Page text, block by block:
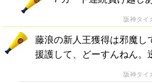
阪神タイ
藤浪の新人王獲得は邪魔し
援護して、どーすんねん。
阪神タイ